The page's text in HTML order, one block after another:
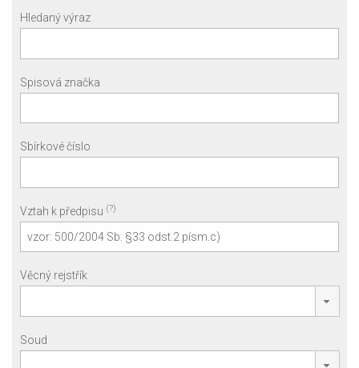
Hledaný výraz
Spisová značka
Sbírkové číslo
Vztah k předpisu (?)
Věcný rejstřík
Soud